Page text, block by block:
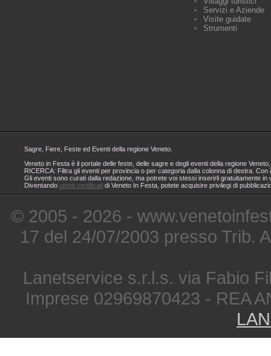
Servizi e Aziende
Visite guidate
Strumenti
Sagre, Fiere, Feste ed Eventi della regione Veneto.
Veneto in Festa è il portale delle feste, delle sagre e degli eventi della regione
RICERCA: Filtra gli eventi per provincia o per categoria dalla colonna di destra.
Gli eventi sono curati dalla redazione, ma potrete voi stessi inserirli gratuitamente
Diventando utenti certificati di Veneto In Festa, potete acquisire privilegi di
© 2005 - 2026 -
17 del 24/07/2003 presso Trib.
Lanetservice s.r.l.s. via Fabio
Imprese 02969870423 - REA